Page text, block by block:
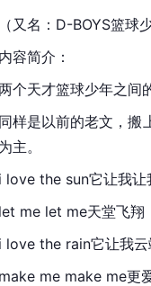
（又名：D-BOYS篮
内容简介：
个天才篮球少年之间
同样是以前的老文，搬
为主。
i love the sun它让我让
let me let me天堂飞翔
i love the rain它让我云
make me make me更